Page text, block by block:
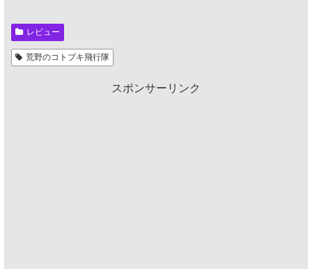
レビュー
荒野のコトブキ飛行隊
スポンサーリンク